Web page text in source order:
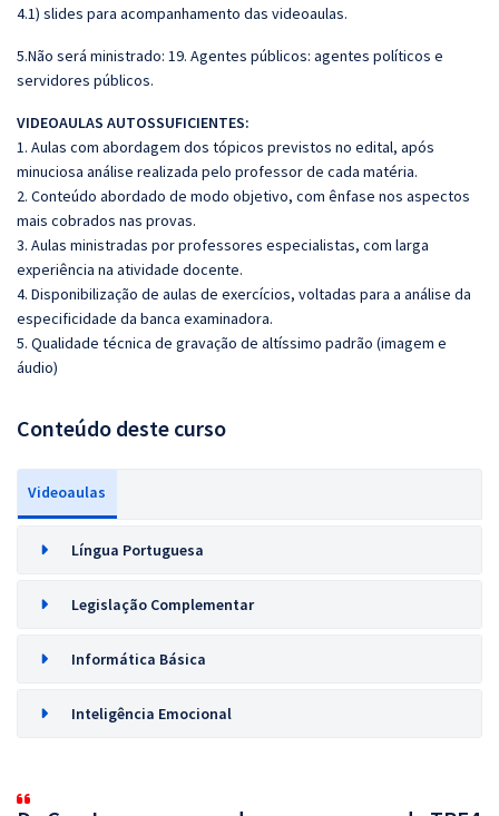
4.1) slides para acompanhamento das videoaulas.
5.Não será ministrado: 19. Agentes públicos: agentes políticos e
servidores públicos.
VIDEOAULAS AUTOSSUFICIENTES:
1. Aulas com abordagem dos tópicos previstos no edital, após
minuciosa análise realizada pelo professor de cada matéria.
2. Conteúdo abordado de modo objetivo, com ênfase nos aspectos
mais cobrados nas provas.
3. Aulas ministradas por professores especialistas, com larga
experiência na atividade docente.
4. Disponibilização de aulas de exercícios, voltadas para a análise da
especificidade da banca examinadora.
5. Qualidade técnica de gravação de altíssimo padrão (imagem e
áudio)
Conteúdo deste curso
Videoaulas
Língua Portuguesa
Legislação Complementar
Informática Básica
Inteligência Emocional